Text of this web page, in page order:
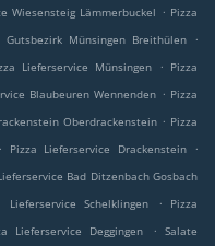
Wiesensteig Lämmerbuckel . Pizza
Gutsbezirk Münsingen Breithülen
.
Lieferservice Münsingen . Pizza
Blaubeuren Wennenden . Pizza
Oberdrackenstein . Pizza
. Pizza Lieferservice Drackenstein
.
Bad Ditzenbach Gosbach
Lieferservice Schelklingen .
Pizza
Lieferservice Deggingen . Salate